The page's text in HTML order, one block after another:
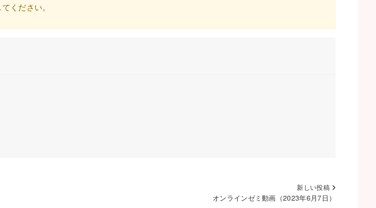
ください。
新しい投稿
オンラインゼミ動画（2023年6月7日）